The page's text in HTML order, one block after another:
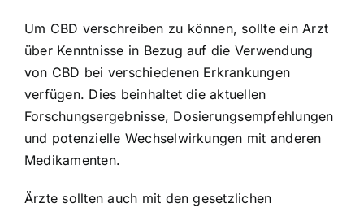
Um CBD verschreiben zu können, sollte ein Arzt
über Kenntnisse in Bezug auf die Verwendung
von CBD bei verschiedenen Erkrankungen
verfügen. Dies beinhaltet die aktuellen
Forschungsergebnisse, Dosierungsempfehlungen
und potenzielle Wechselwirkungen mit anderen
Medikamenten.
Ärzte sollten auch mit den gesetzlichen